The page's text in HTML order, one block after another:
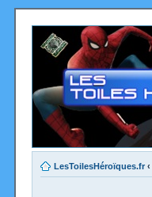
LesToilesHéroïques.fr ‹